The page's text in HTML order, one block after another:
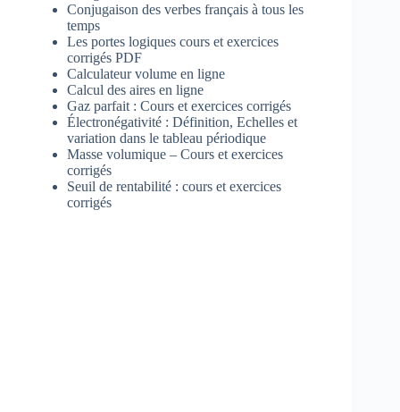
Conjugaison des verbes français à tous les
temps
Les portes logiques cours et exercices
corrigés PDF
Calculateur volume en ligne
Calcul des aires en ligne
Gaz parfait : Cours et exercices corrigés
Électronégativité : Définition, Echelles et
variation dans le tableau périodique
Masse volumique – Cours et exercices
corrigés
Seuil de rentabilité : cours et exercices
corrigés